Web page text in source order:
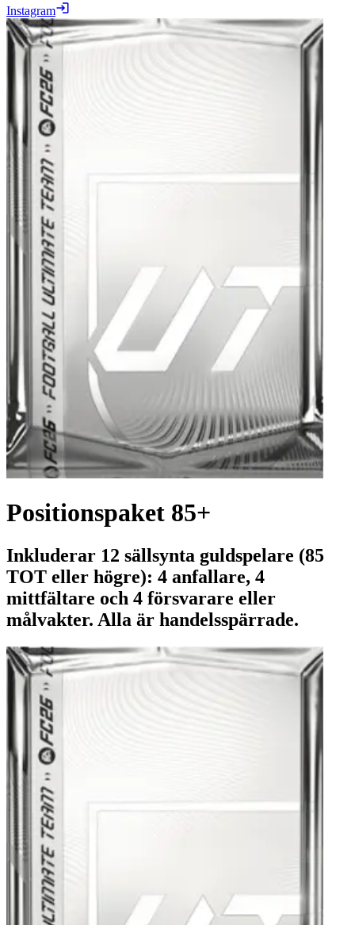
Instagram
Positionspaket 85+
Inkluderar 12 sällsynta guldspelare (85
TOT eller högre): 4 anfallare, 4
mittfältare och 4 försvarare eller
målvakter. Alla är handelsspärrade.